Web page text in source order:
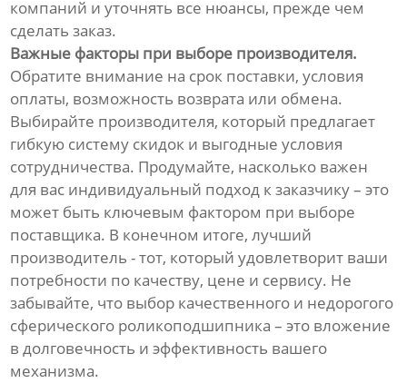
компаний и уточнять все нюансы, прежде чем
сделать заказ.
Важные факторы при выборе производителя.
Обратите внимание на срок поставки, условия
оплаты, возможность возврата или обмена.
Выбирайте производителя, который предлагает
гибкую систему скидок и выгодные условия
сотрудничества. Продумайте, насколько важен
для вас индивидуальный подход к заказчику – это
может быть ключевым фактором при выборе
поставщика. В конечном итоге, лучший
производитель - тот, который удовлетворит ваши
потребности по качеству, цене и сервису. Не
забывайте, что выбор качественного и недорогого
сферического роликоподшипника – это вложение
в долговечность и эффективность вашего
механизма.